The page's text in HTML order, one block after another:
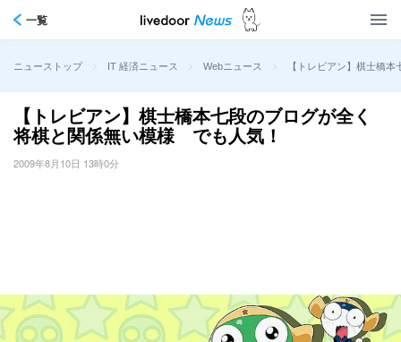
一覧
ニューストップ > IT 経済ニュース > Webニュース > 【トレビアン】棋士橋
【トレビアン】棋士橋本七段のブログが全く
将棋と関係無い模様 でも人気！
2009年8月10日 13時0分